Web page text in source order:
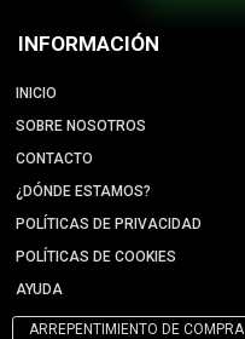
INFORMACIÓN
INICIO
SOBRE NOSOTROS
CONTACTO
¿DÓNDE ESTAMOS?
POLÍTICAS DE PRIVACIDAD
POLÍTICAS DE COOKIES
AYUDA
ARREPENTIMIENTO DE COMPRA